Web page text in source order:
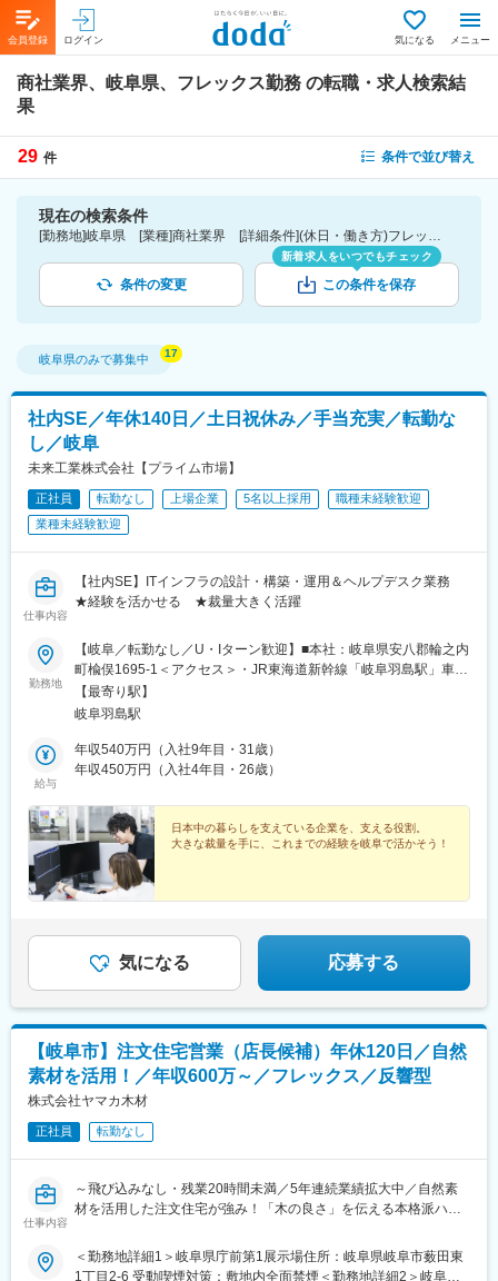
会員登録 ログイン 気になる メニュー
商社業界、岐阜県、フレックス勤務 の転職・求人検索結
果
29 件 条件で並び替え
現在の検索条件
[勤務地]岐阜県 [業種]商社業界 [詳細条件](休日・働き方)フレックス勤務
条件の変更
新着求人をいつでもチェック
この条件を保存
岐阜県のみで募集中
社内SE／年休140日／土日祝休み／手当充実／転勤な
し／岐阜
未来工業株式会社【プライム市場】
正社員 転勤なし 上場企業 5名以上採用
職種未経験歓迎
業種未経験歓迎
仕事内容
【社内SE】ITインフラの設計・構築・運用＆ヘルプデスク業務
★経験を活かせる ★裁量大きく活躍
勤務地
【岐阜／転勤なし／U・Iターン歓迎】■本社：岐阜県安八郡輪之内
町楡俣1695-1＜アクセス＞・JR東海道新幹線「岐阜羽島駅」車で
15分・JR東海道本線「大垣駅」車で25分☆マイカー通勤OK（駐
車場あり）☆受動喫煙対策あり（屋内原則禁煙）
【最寄り駅】
岐阜羽島駅
給与
年収540万円（入社9年目・31歳）
年収450万円（入社4年目・26歳）
日本中の暮らしを支えている企業を、支える役割。
大きな裁量を手に、これまでの経験を岐阜で活かそう！
気になる 応募する
【岐阜市】注文住宅営業（店長候補）年休120日／自然
素材を活用！／年収600万～／フレックス／反響型
株式会社ヤマカ木材
正社員 転勤なし
仕事内容
～飛び込みなし・残業20時間未満／5年連続業績拡大中／自然素
材を活用した注文住宅が強み！「木の良さ」を伝える本格派ハウ
■職務内容
＜勤務地詳細1＞岐阜県庁前第1展示場住所：岐阜県岐阜市薮田東
1丁目2-6 受動喫煙対策：敷地内全面禁煙＜勤務地詳細2＞岐阜県